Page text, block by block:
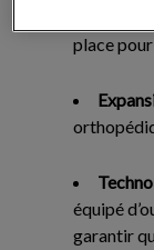
place
équipé
garantir